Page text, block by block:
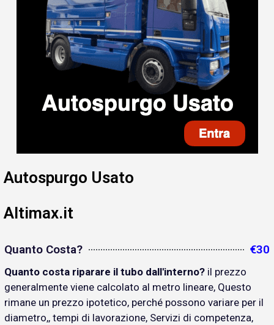
Autospurgo Usato
Altimax.it
Quanto Costa? €30
Quanto costa riparare il tubo dall'interno? il prezzo
generalmente viene calcolato al metro lineare, Questo
rimane un prezzo ipotetico, perché possono variare per il
diametro,, tempi di lavorazione, Servizi di competenza,